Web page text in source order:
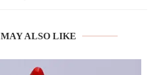
ALSO LIKE